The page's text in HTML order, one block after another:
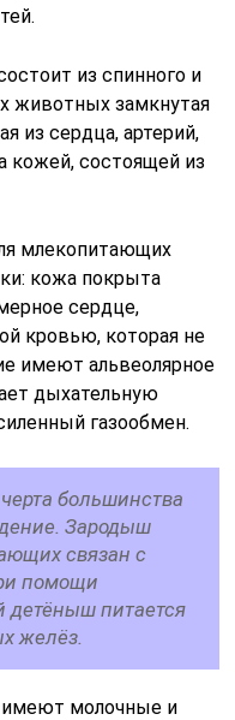
из спинного и
животных замкнутая
из сердца, артерий,
кожей, состоящей из
млекопитающих
кожа покрыта
сердце,
кровью, которая не
имеют альвеолярное
дыхательную
газообмен.
большинства
Зародыш
связан с
помощи
питается
желёз.
молочные и